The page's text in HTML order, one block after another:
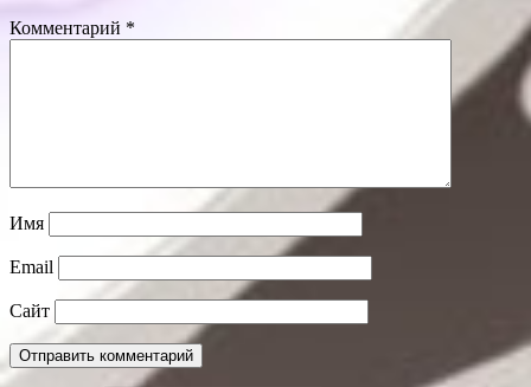
Комментарий *
Имя
Email
Сайт